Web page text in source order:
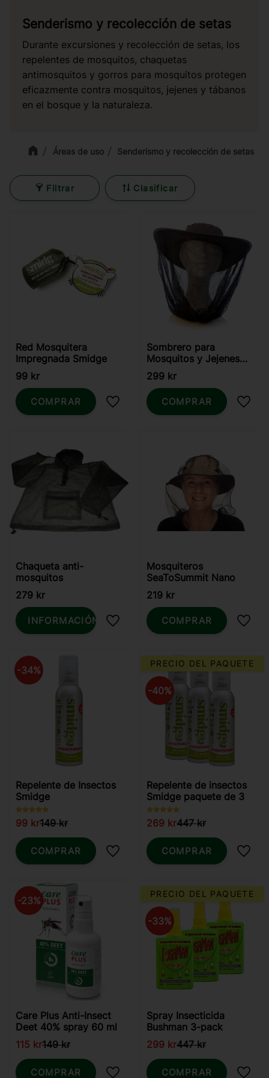
Áreas de uso Senderismo y recolección de setas
Senderismo y recolección de setas
Durante excursiones y recolección de setas, los
repelentes de mosquitos, chaquetas
antimosquitos y gorros para mosquitos protegen
eficazmente contra mosquitos, jejenes y tábanos
en el bosque y la naturaleza.
Filtrar Clasificar
Red Mosquitera
Impregnada Smidge
99 kr
Añadir a favoritos
COMPRAR
Sombrero para
Mosquitos y Jejenes
LifeSystems
299 kr
COMPRAR
Chaqueta anti-
mosquitos
279 kr
Añadir a favoritos
INFORMACIÓN
Mosquiteros
SeaToSummit Nano
219 kr
COMPRAR
Repelente de Insectos
Smidge
99 kr149kr
34%
Añadir a favoritos
COMPRAR
Repelente de insectos
Smidge paquete de 3
269 kr447kr
40%
PRECIO DEL PAQUETE
COMPRAR
Care Plus Anti-Insect
Deet 40% spray 60 ml
115 kr149kr
23%
COMPRAR
Spray Insecticida
Bushman 3-pack
299 kr447kr
33%
PRECIO DEL PAQUETE
COMPRAR